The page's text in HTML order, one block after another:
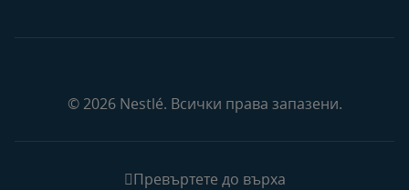
© 2026 Nestlé. Всички права запазени.
Превъртете до върха